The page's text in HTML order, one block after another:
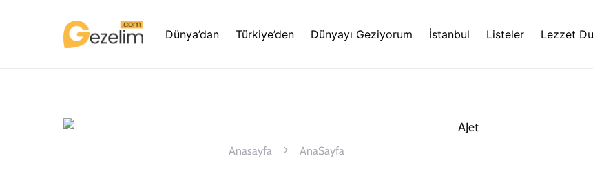
Dünya’dan Türkiye’den Dünyayı Geziyorum İstanbul Listeler Lezzet
Anasayfa AnaSayfa